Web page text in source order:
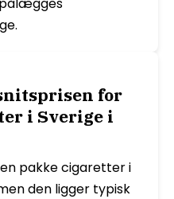
for
i Sverige i
pakke cigaretter i
den ligger typisk